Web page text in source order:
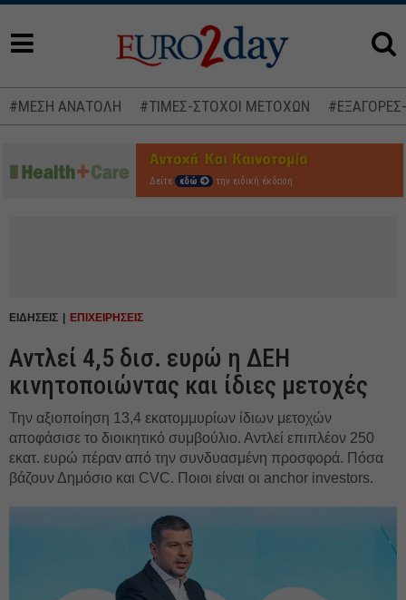
#ΜΕΣΗ ΑΝΑΤΟΛΗ #ΤΙΜΕΣ-ΣΤΟΧΟΙ ΜΕΤΟΧΩΝ
Δείτε εδώ την ειδική έκδοση
ΕΙΔΗΣΕΙΣ ΕΠΙΧΕΙΡΗΣΕΙΣ
Αντλεί 4,5 δισ. ευρώ η ΔΕΗ
κινητοποιώντας και ίδιες μετοχές
Την αξιοποίηση 13,4 εκατομμυρίων ίδιων μετοχών
αποφάσισε το διοικητικό συμβούλιο. Αντλεί επιπλέον 250
εκατ. ευρώ πέραν από την συνδυασμένη προσφορά. Πόσα
βάζουν Δημόσιο και CVC. Ποιοι είναι οι anchor investors.